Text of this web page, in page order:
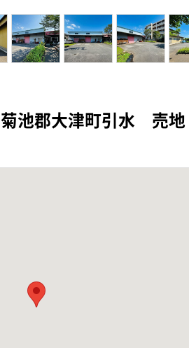
菊池郡大津町引水 売地